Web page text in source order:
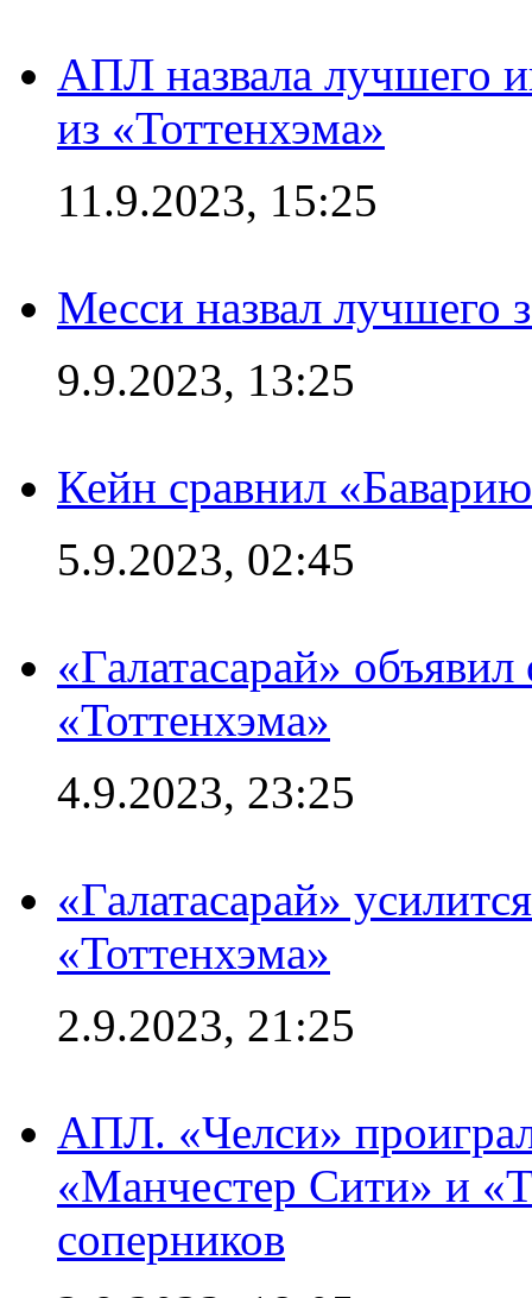
АПЛ назвала лучшего
из «Тоттенхэма»
11.9.2023, 15:25
Месси назвал лучшего
9.9.2023, 13:25
Кейн сравнил
5.9.2023, 02:45
«Галатасарай»
«Тоттенхэма»
4.9.2023, 23:25
«Галатасарай»
«Тоттенхэма»
2.9.2023, 21:25
АПЛ. «Челси»
«Манчестер Сити» и
соперников